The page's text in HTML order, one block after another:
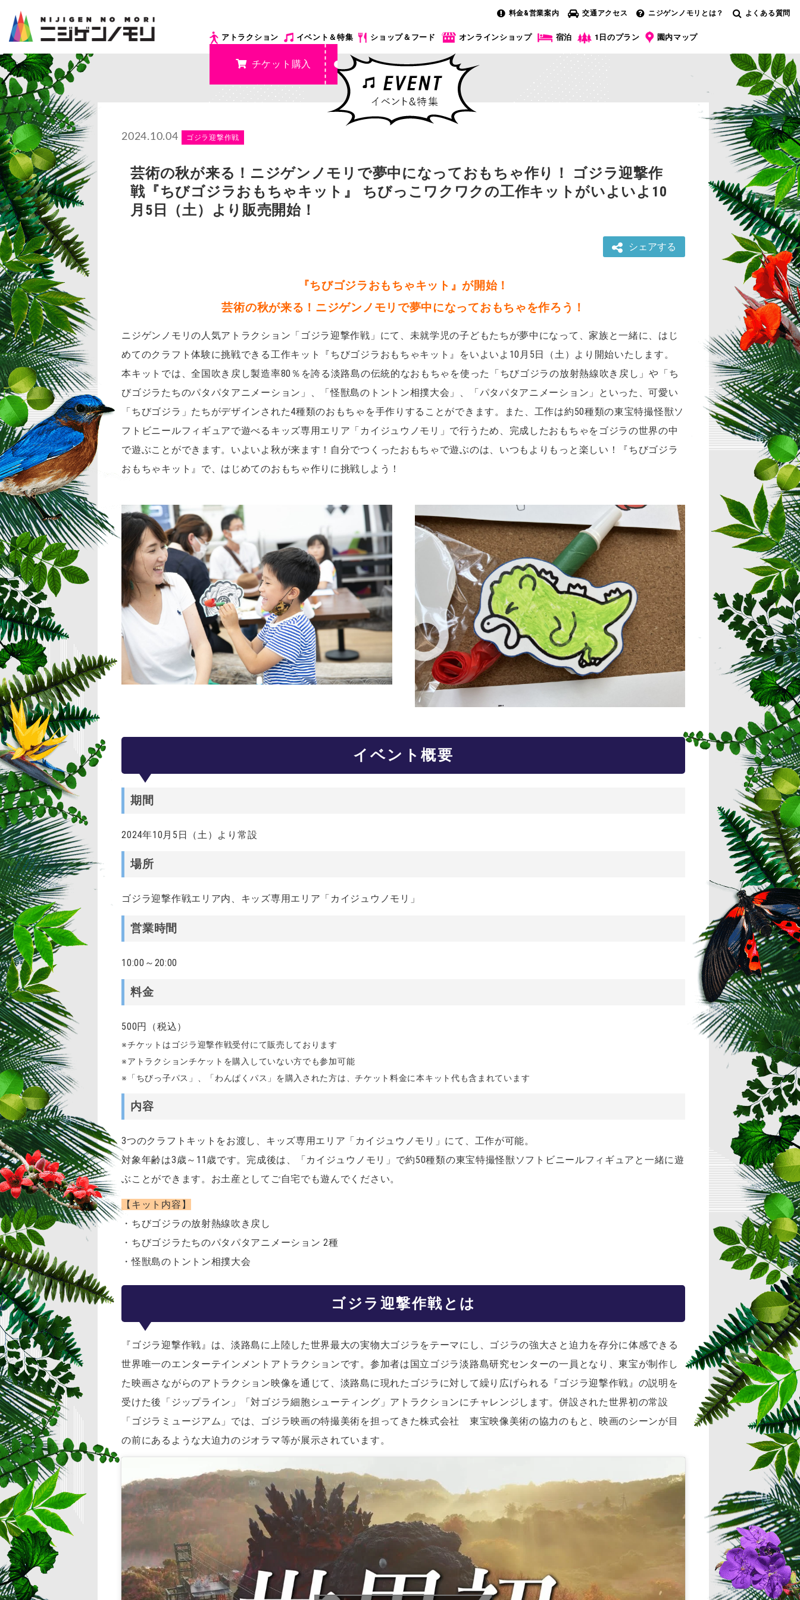
料金&営業案内 交通アクセス ニジゲンノモリとは？ よくある質問
アトラクション イベント＆特集 ショップ＆フード オンラインショップ 宿泊 1日のプラン 園内マップ
チケット購入
2024.10.04 ゴジラ迎撃作戦
芸術の秋が来る！ニジゲンノモリで夢中になっておもちゃ作り！ ゴジラ迎撃作
戦『ちびゴジラおもちゃキット』 ちびっこワクワクの工作キットがいよいよ10
月5日（土）より販売開始！
シェアする
『ちびゴジラおもちゃキット』が開始！
芸術の秋が来る！ニジゲンノモリで夢中になっておもちゃを作ろう！
ニジゲンノモリの人気アトラクション「ゴジラ迎撃作戦」にて、未就学児の子どもたちが夢中になって、家族と一緒に、はじ
めてのクラフト体験に挑戦できる工作キット『ちびゴジラおもちゃキット』をいよいよ10月5日（土）より開始いたします。
本キットでは、全国吹き戻し製造率80％を誇る淡路島の伝統的なおもちゃを使った「ちびゴジラの放射熱線吹き戻し」や「ち
びゴジラたちのパタパタアニメーション」、「怪獣島のトントン相撲大会」、「パタパタアニメーション」といった、可愛い
「ちびゴジラ」たちがデザインされた4種類のおもちゃを手作りすることができます。また、工作は約50種類の東宝特撮怪獣ソ
フトビニールフィギュアで遊べるキッズ専用エリア「カイジュウノモリ」で行うため、完成したおもちゃをゴジラの世界の中
で遊ぶことができます。いよいよ秋が来ます！自分でつくったおもちゃで遊ぶのは、いつもよりもっと楽しい！『ちびゴジラ
おもちゃキット』で、はじめてのおもちゃ作りに挑戦しよう！
イベント概要
期間
2024年10月5日（土）より常設
場所
ゴジラ迎撃作戦エリア内、キッズ専用エリア「カイジュウノモリ」
営業時間
10:00～20:00
料金
500円（税込）
※チケットはゴジラ迎撃作戦受付にて販売しております
※アトラクションチケットを購入していない方でも参加可能
※「ちびっ子パス」、「わんぱくパス」を購入された方は、チケット料金に本キット代も含まれています
内容
3つのクラフトキットをお渡し、キッズ専用エリア「カイジュウノモリ」にて、工作が可能。
対象年齢は3歳～11歳です。完成後は、「カイジュウノモリ」で約50種類の東宝特撮怪獣ソフトビニールフィギュアと一緒に遊
ぶことができます。お土産としてご自宅でも遊んでください。
【キット内容】
・ちびゴジラの放射熱線吹き戻し
・ちびゴジラたちのパタパタアニメーション 2種
・怪獣島のトントン相撲大会
ゴジラ迎撃作戦とは
『ゴジラ迎撃作戦』は、淡路島に上陸した世界最大の実物大ゴジラをテーマにし、ゴジラの強大さと迫力を存分に体感できる
世界唯一のエンターテインメントアトラクションです。参加者は国立ゴジラ淡路島研究センターの一員となり、東宝が制作し
た映画さながらのアトラクション映像を通じて、淡路島に現れたゴジラに対して繰り広げられる『ゴジラ迎撃作戦』の説明を
受けた後「ジップライン」「対ゴジラ細胞シューティング」アトラクションにチャレンジします。併設された世界初の常設
「ゴジラミュージアム」では、ゴジラ映画の特撮美術を担ってきた株式会社 東宝映像美術の協力のもと、映画のシーンが目
の前にあるような大迫力のジオラマ等が展示されています。